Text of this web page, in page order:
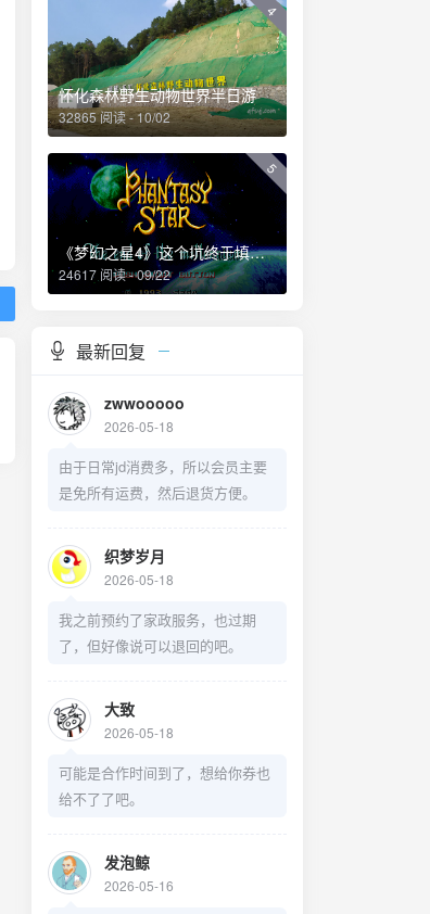
4
怀化森林野生动物世界半日游
32865 阅读 - 10/02
5
《梦幻之星4》这个坑终于填上了！
24617 阅读 - 09/22
最新回复
zwwooooo
2026-05-18
由于日常jd消费多，所以会员主要
是免所有运费，然后退货方便。
织梦岁月
2026-05-18
我之前预约了家政服务，也过期
了，但好像说可以退回的吧。
大致
2026-05-18
可能是合作时间到了，想给你券也
给不了了吧。
发泡鲸
2026-05-16